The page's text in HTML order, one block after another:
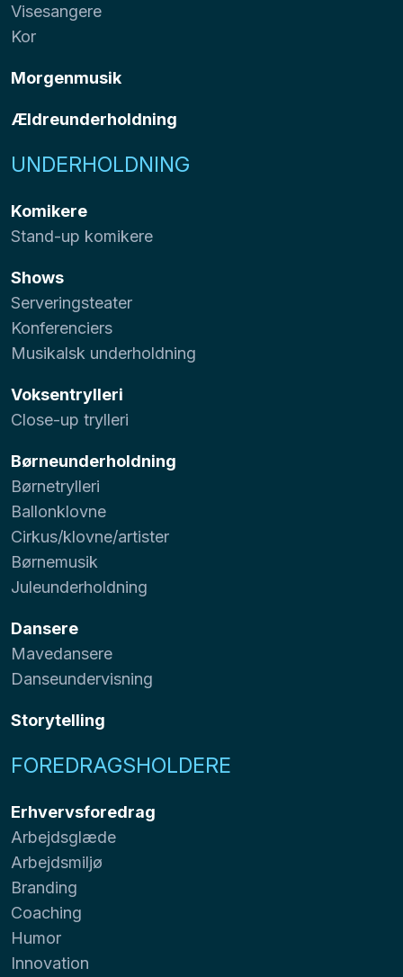
Visesangere
Kor
Morgenmusik
Ældreunderholdning
UNDERHOLDNING
Komikere
Stand-up komikere
Shows
Serveringsteater
Konferenciers
Musikalsk underholdning
Voksentrylleri
Close-up trylleri
Børneunderholdning
Børnetrylleri
Ballonklovne
Cirkus/klovne/artister
Børnemusik
Juleunderholdning
Dansere
Mavedansere
Danseundervisning
Storytelling
FOREDRAGSHOLDERE
Erhvervsforedrag
Arbejdsglæde
Arbejdsmiljø
Branding
Coaching
Humor
Innovation